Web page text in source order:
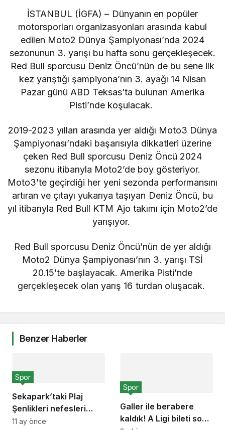
İSTANBUL (İGFA) – Dünyanın en popüler
motorsporları organizasyonları arasında kabul
edilen Moto2 Dünya Şampiyonası’nda 2024
sezonunun 3. yarışı bu hafta sonu gerçekleşecek.
Red Bull sporcusu Deniz Öncü’nün de bu sene ilk
kez yarıştığı şampiyona’nın 3. ayağı 14 Nisan
Pazar günü ABD Teksas’ta bulunan Amerika
Pisti’nde koşulacak.
2019-2023 yılları arasında yer aldığı Moto3 Dünya
Şampiyonası’ndaki başarısıyla dikkatleri üzerine
çeken Red Bull sporcusu Deniz Öncü 2024
sezonu itibarıyla Moto2’de boy gösteriyor.
Moto3’te geçirdiği her yeni sezonda performansını
artıran ve çıtayı yukarıya taşıyan Deniz Öncü, bu
yıl itibarıyla Red Bull KTM Ajo takımı için Moto2’de
yarışıyor.
Red Bull sporcusu Deniz Öncü’nün de yer aldığı
Moto2 Dünya Şampiyonası’nın 3. yarışı TSİ
20.15’te başlayacak. Amerika Pisti’nde
gerçekleşecek olan yarış 16 turdan oluşacak.
Benzer Haberler
Sekapark’taki Plaj
Şenlikleri nefesleri
kesti
Spor
11 ay önce
Galler ile berabere
kaldık! A Ligi bileti son
Spor